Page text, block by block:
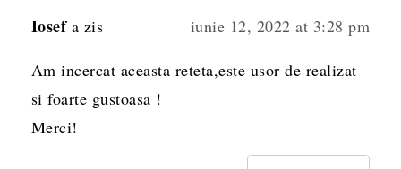
Iosef a zis iunie 12, 2022 at 3:28 pm
Am incercat aceasta reteta,este usor de realizat
si foarte gustoasa !
Merci!